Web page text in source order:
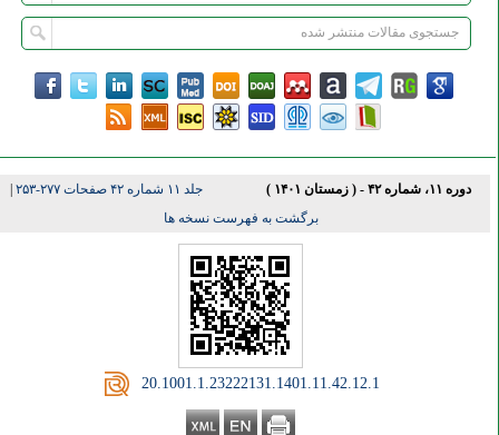
دوره ۱۱، شماره ۴۲ - ( زمستان ۱۴۰۱ ) جلد ۱۱ شماره ۴۲ صفحات ۲۷۷-۲۵۳
|
برگشت به فهرست نسخه ها
‎ 20.1001.1.23222131.1401.11.42.12.1